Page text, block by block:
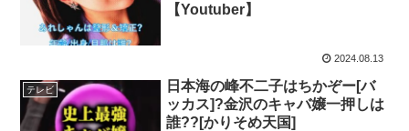
【Youtuber】
2024.08.13
テレビ
日本海の峰不二子はちかぞー[バ
ッカス]?金沢のキャバ嬢一押しは
誰??[かりそめ天国]